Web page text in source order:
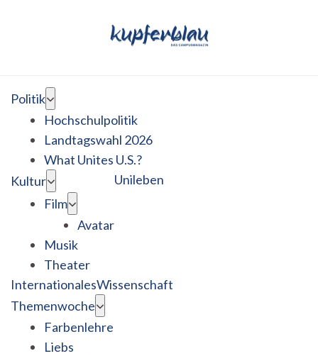
Politik
Hochschulpolitik
Landtagswahl 2026
What Unites U.S.?
Kultur
Film
Avatar
Musik
Theater
Unileben
InternationalesWissenschaft
Themenwoche
Farbenlehre
Liebs